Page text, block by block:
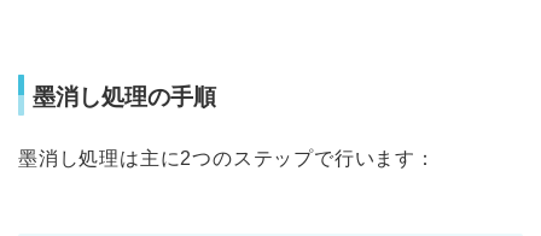
墨消し処理の手順
墨消し処理は主に2つのステップで行います：